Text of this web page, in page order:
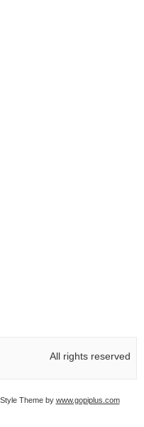
All rights reserved
Theme by www.gopiplus.com